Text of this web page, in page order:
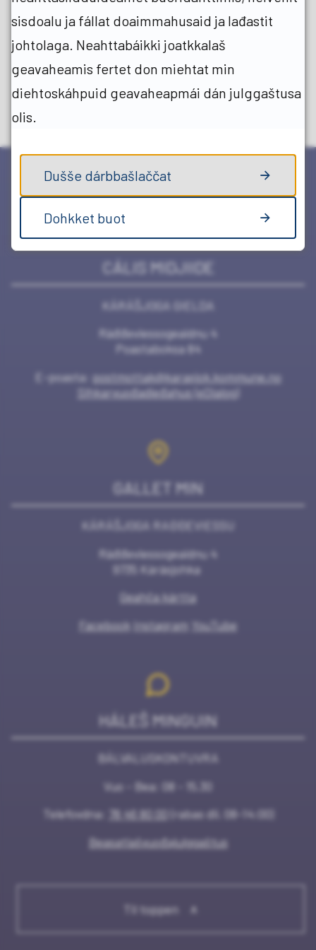
CÁLIS MIDJIIDE
KÁRÁŠJOGA GIELDA
Ráđđeviessogeaidnu 4
Poastaboksa 84
E-poasta: postmottak@karasjok.kommune.no
Sihkarvuođadieđahus (eDialog)
GALLET MIN
KÁRÁŠJOGA RAĐĐEVIESSU
Ráđđeviessogeaidnu 4
9735 Kárásjohka
Geahča kártta
Facebook Instagram YouTube
HÁLEŠ MINGUIN
BÁLVALUSKONTUVRA
Vuo - Bea: 08 - 15.30
Telefovdna:
78 46 80 00 (rabas dii. 08-14:00)
Beasatlašvuođajulggaštus
Til toppen
sisdoalu ja fállat doaimmahusaid ja lađastit
johtolaga. Neahttabáikki joatkkalaš
geavaheamis fertet don miehtat min
diehtoskáhpuid geavaheapmái dán julggaštusa
olis.
Dušše dárbbašlaččat
Dohkket buot